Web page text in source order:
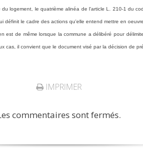
logement, le quatrième alinéa de l'article L. 210-1 du
définit le cadre des actions qu'elle entend mettre en
est de même lorsque la commune a délibéré pour
cas, il convient que le document visé par la décision de
IMPRIMER
commentaires sont fermés.